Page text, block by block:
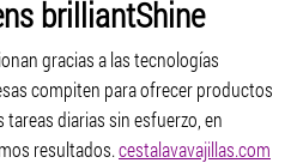
brilliantShine
gracias a las tecnologías
compiten para ofrecer productos
diarias sin esfuerzo, en
resultados.cestalavavajillas.com